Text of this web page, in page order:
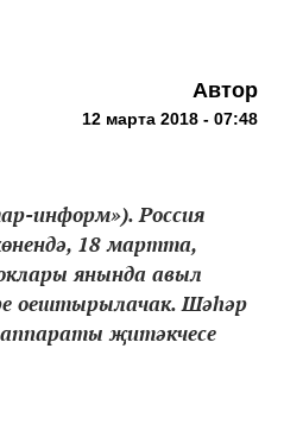
Автор
12 марта 2018 - 07:48
информ»). Россия
18 мартта,
янында авыл
оештырылачак. Шәһәр
җитәкчесе